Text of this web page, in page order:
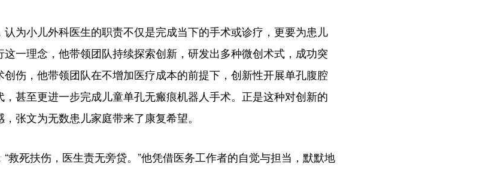
小儿外科医生的职责不仅是完成当下的手术或诊疗，更要为患儿
一理念，他带领团队持续探索创新，研发出多种微创术式，成功突
伤，他带领团队在不增加医疗成本的前提下，创新性开展单孔腹腔
甚至更进一步完成儿童单孔无瘢痕机器人手术。正是这种对创新的
张文为无数患儿家庭带来了康复希望。
死扶伤，医生责无旁贷。”他凭借医务工作者的自觉与担当，默默地